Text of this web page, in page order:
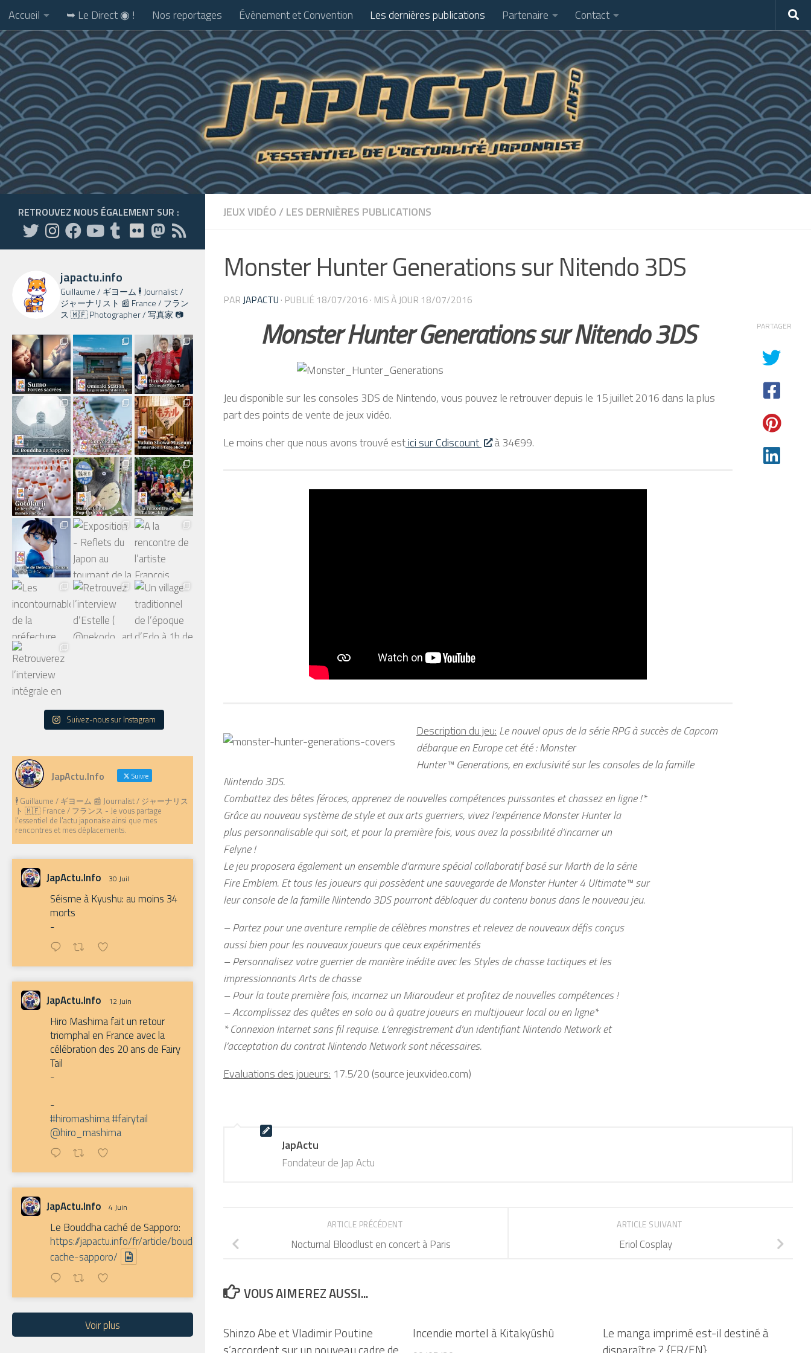
Skip to content
Accueil ➥ Le Direct ◉ ! Nos reportages Évènement et Convention Les dernières publications Partenaire Contact
JEUX VIDÉO / LES DERNIÈRES PUBLICATIONS
Monster Hunter Generations sur Nitendo 3DS
PARJAPACTU · PUBLIÉ 18/07/2016 · MIS À JOUR 18/07/2016
Monster Hunter Generations sur Nitendo 3DS
Jeu disponible sur les consoles 3DS de Nintendo, vous pouvez le retrouver depuis le 15 juillet 2016 dans la plus
part des points de vente de jeux vidéo.
Le moins cher que nous avons trouvé estici sur Cdiscount à 34€99.
Description du jeu: Le nouvel opus de la série RPG à succès de Capcom
débarque en Europe cet été : Monster
Hunter™ Generations, en exclusivité sur les consoles de la famille
Nintendo 3DS.
Combattez des bêtes féroces, apprenez de nouvelles compétences puissantes et chassez en ligne !*
Grâce au nouveau système de style et aux arts guerriers, vivez l’expérience Monster Hunter la
plus personnalisable qui soit, et pour la première fois, vous avez la possibilité d’incarner un
Felyne !
Le jeu proposera également un ensemble d’armure spécial collaboratif basé sur Marth de la série
Fire Emblem. Et tous les joueurs qui possèdent une sauvegarde de Monster Hunter 4 Ultimate™ sur
leur console de la famille Nintendo 3DS pourront débloquer du contenu bonus dans le nouveau jeu.
– Partez pour une aventure remplie de célèbres monstres et relevez de nouveaux défis conçus
aussi bien pour les nouveaux joueurs que ceux expérimentés
– Personnalisez votre guerrier de manière inédite avec les Styles de chasse tactiques et les
impressionnants Arts de chasse
– Pour la toute première fois, incarnez un Miaroudeur et profitez de nouvelles compétences !
– Accomplissez des quêtes en solo ou à quatre joueurs en multijoueur local ou en ligne*
* Connexion Internet sans fil requise. L’enregistrement d’un identifiant Nintendo Network et
l’acceptation du contrat Nintendo Network sont nécessaires.
Evaluations des joueurs: 17.5/20 (source jeuxvideo.com)
PARTAGER
JapActu
Fondateur de Jap Actu
ARTICLE SUIVANT
Eriol Cosplay
ARTICLE PRÉCÉDENT
Nocturnal Bloodlust en concert à Paris
VOUS AIMEREZ AUSSI...
Shinzo Abe et Vladimir Poutine
Incendie mortel à Kitakyûshû
Le manga imprimé est-il destiné à
RETROUVEZ NOUS ÉGALEMENT SUR :
japactu.info
Guillaume / ギヨーム 🕴️ Journalist /
ジャーナリスト 📰 France / フラン
ス 🇲🇫 Photographer / 写真家 📷
Suivez-nous sur Instagram
JapActu.Info Suivre
🕴️ Guillaume / ギヨーム 📰 Journalist / ジャーナリス
ト 🇲🇫 France / フランス - Je vous partage
l'essentiel de l'actu japonaise ainsi que mes
rencontres et mes déplacements.
JapActu.Info 30 Juil
Séisme à Kyushu: au moins 34
morts
-
JapActu.Info 12 Juin
Hiro Mashima fait un retour
triomphal en France avec la
célébration des 20 ans de Fairy
Tail
-
-
#hiromashima#fairytail
@hiro_mashima
JapActu.Info 4 Juin
Le Bouddha caché de Sapporo:
https://japactu.info/fr/article/bouddha-
cache-sapporo/
Voir plus